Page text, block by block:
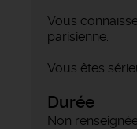
Vous
parisienne.
Vous êtes
Durée
Non